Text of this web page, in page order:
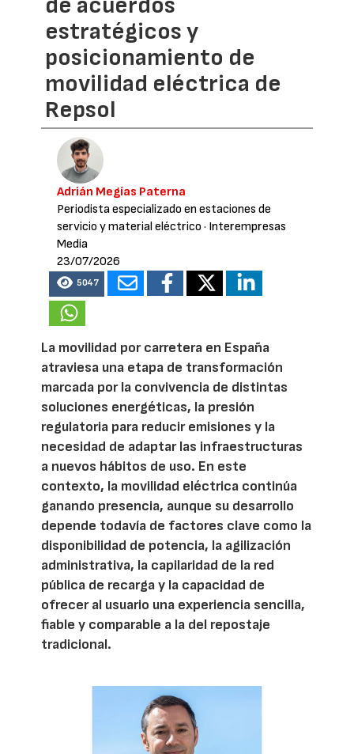
estratégicos y
posicionamiento de
movilidad eléctrica de
Repsol
Adrián Megías Paterna
Periodista especializado en estaciones de
servicio y material eléctrico · Interempresas
Media
23/07/2026
5047
La movilidad por carretera en España
atraviesa una etapa de transformación
marcada por la convivencia de distintas
soluciones energéticas, la presión
regulatoria para reducir emisiones y la
necesidad de adaptar las infraestructuras
a nuevos hábitos de uso. En este
contexto, la movilidad eléctrica continúa
ganando presencia, aunque su desarrollo
depende todavía de factores clave como la
disponibilidad de potencia, la agilización
administrativa, la capilaridad de la red
pública de recarga y la capacidad de
ofrecer al usuario una experiencia sencilla,
fiable y comparable a la del repostaje
tradicional.